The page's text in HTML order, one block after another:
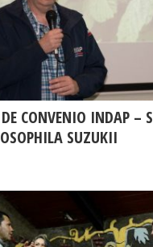
CONVENIO INDAP –
SUZUKII